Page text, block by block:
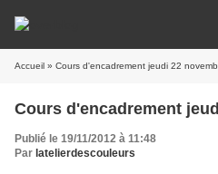
Accueil » Cours d'encadrement jeudi 22
Cours d'encadrement
Publié le 19/11/2012 à 11:48
Par latelierdescouleurs